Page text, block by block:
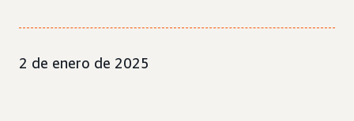
2 de enero de 2025